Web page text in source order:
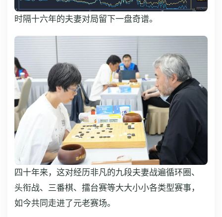
时隔十六年的夫妻对局留下一盘奇谱。
四十年来，这对经历非凡的九段夫妻战遍循环圈、
头衔战、三番棋、擂台赛等大大小小各类型赛事，
如今共同走进了元老赛场。